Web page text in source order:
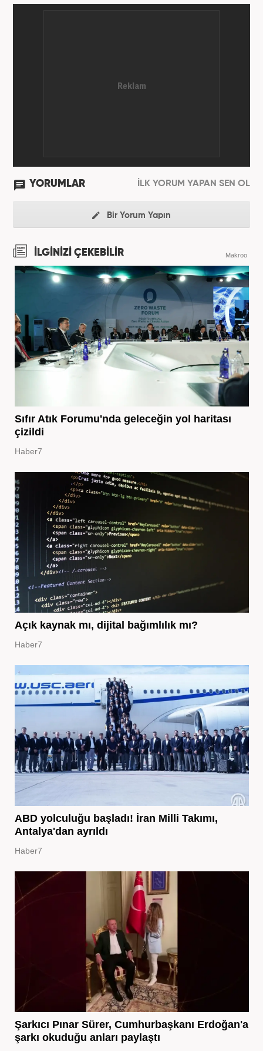
Kanal 7 Medya Grubu’na bağlı Haber7.com’da editör
YORUMLAR İLK YORUM YAPAN SEN OL
Bir Yorum Yapın
İLGİNİZİ ÇEKEBİLİR Makroo
Sıfır Atık Forumu'nda geleceğin yol haritası
çizildi
Haber7
Açık kaynak mı, dijital bağımlılık mı?
Haber7
ABD yolculuğu başladı! İran Milli Takımı,
Antalya'dan ayrıldı
Haber7
Şarkıcı Pınar Sürer, Cumhurbaşkanı Erdoğan'a
şarkı okuduğu anları paylaştı